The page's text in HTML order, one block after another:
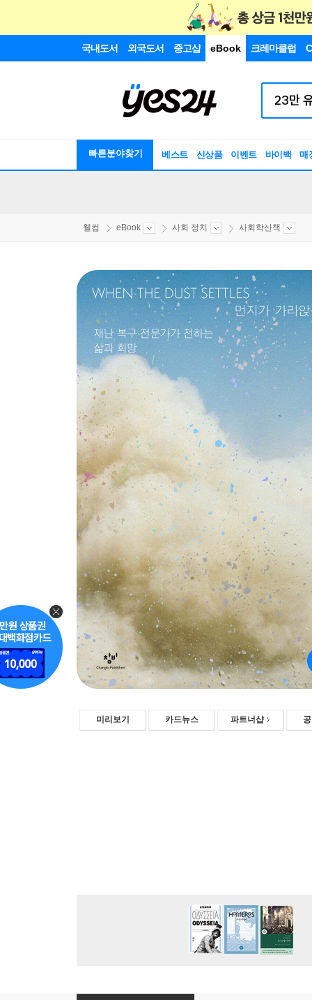
국내도서 외국도서 중고샵 eBook 크레마클럽
빠른분야찾기 베스트 신상품 이벤트 바이백 매
웰컴 eBook 사회 정치 사회학산책
미리보기 카드뉴스 파트너샵